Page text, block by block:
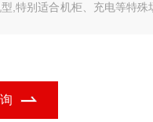
,特别适合机柜、充电等特殊